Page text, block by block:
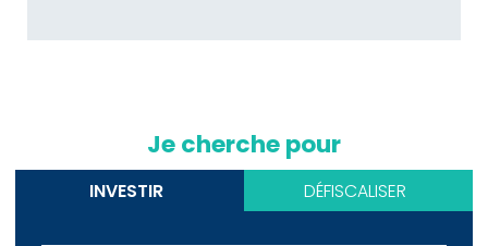
Je cherche pour
INVESTIR DÉFISCALISER